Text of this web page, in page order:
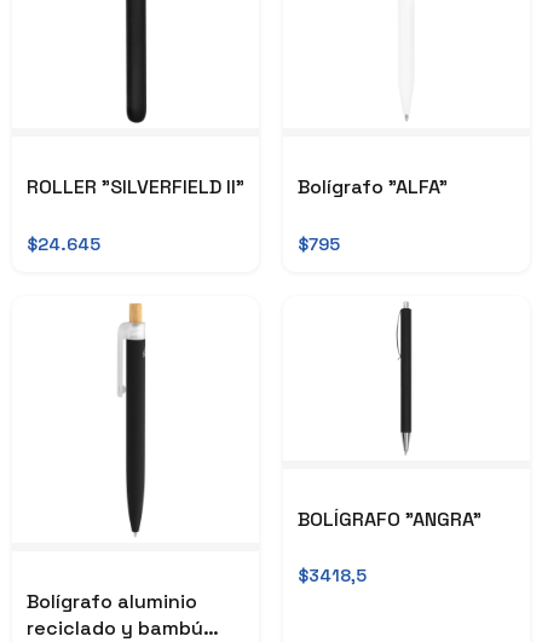
ROLLER "SILVERFIELD II"
$24.645
Bolígrafo "ALFA"
$795
Bolígrafo aluminio
reciclado y bambú
BOLÍGRAFO "ANGRA"
$3418,5